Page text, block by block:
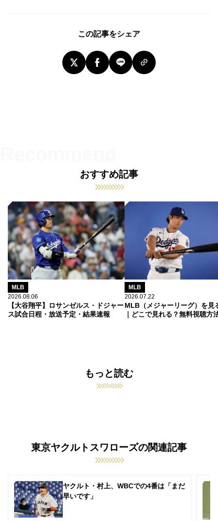
この記事をシェア
おすすめ記事
MLB
2026.08.06
【大谷翔平】ロサンゼルス・ドジャー
ス試合日程・放送予定・結果速報
MLB
2026.07.22
MLB（メジャーリーグ）を見
｜どこで見れる？無料視聴方
もっと読む
東京ヤクルトスワローズの関連記事
ヤクルト・村上、WBCでの4番は「まだ
早いです」